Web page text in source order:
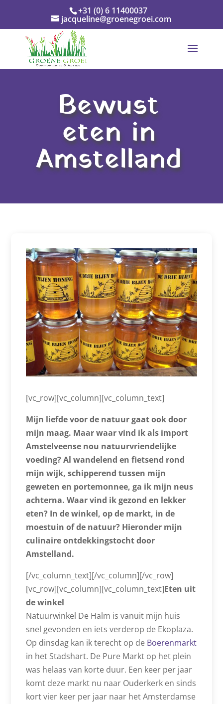
+31 (0) 6 11400037
jacqueline@groenegroei.com
Bewust
eten in
Amstelland
[vc_row][vc_column][vc_column_text]
Mijn liefde voor de natuur gaat ook door
mijn maag. Maar waar vind ik als import
Amstelveense nou natuurvriendelijke
voeding? Al wandelend en fietsend rond
mijn wijk, schipperend tussen mijn
geweten en portemonnee, ga ik mijn neus
achterna. Waar vind ik gezond en lekker
eten? In de winkel, op de markt, in de
moestuin of de natuur? Hieronder mijn
culinaire ontdekkingstocht door
Amstelland.
[/vc_column_text][/vc_column][/vc_row]
[vc_row][vc_column][vc_column_text]Eten uit
de winkel
Natuurwinkel De Halm is vanuit mijn huis
snel gevonden en iets verderop de Ekoplaza.
Op dinsdag kan ik terecht op de Boerenmarkt
in het Stadshart. De Pure Markt op het plein
was helaas van korte duur. Een keer per jaar
komt deze markt nu naar Ouderkerk en sinds
kort vier keer per jaar naar het Amsterdamse